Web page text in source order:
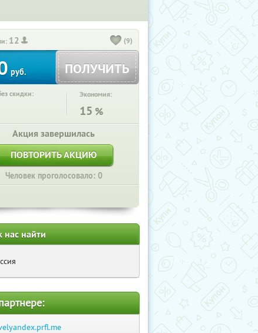
12 (9)
руб. ПОЛУЧИТЬ
скидки: Экономия:
15 %
Акция завершилась
ПОВТОРИТЬ АКЦИЮ
Человек проголосовало: 0
нас найти